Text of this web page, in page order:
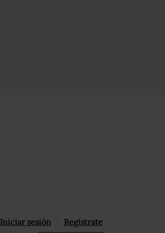
Iniciar sesión Registrate